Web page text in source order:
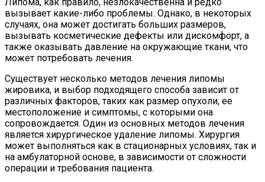
вызывает какие-либо проблемы. Однако, в некоторых
случаях, она может достигать больших размеров,
вызывать косметические дефекты или дискомфорт, а
также оказывать давление на окружающие ткани, что
может потребовать лечения.
Существует несколько методов лечения липомы
жировика, и выбор подходящего способа зависит от
различных факторов, таких как размер опухоли, ее
местоположение и симптомы, с которыми она
сопровождается. Один из основных методов лечения
является хирургическое удаление липомы. Хирургия
может выполняться как в стационарных условиях, так и
на амбулаторной основе, в зависимости от сложности
операции и требования пациента.